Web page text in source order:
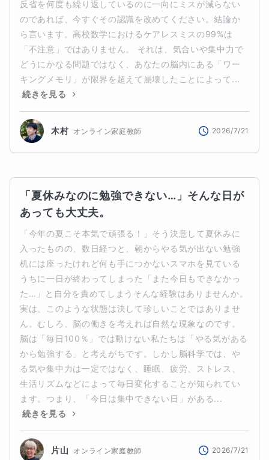
反省を何度も繰り返しているのに一向にミスが減らない
のであれば、今すぐその認識を改めてください。結論か
ら言います。高校数学におけるケアレスミスの99%は
「不注意」ではありません。 それは、気合いや集中力で
どうにかなる問題ではなく、あなたの脳内にある「ワー
キングメモリ」が限界を超えて崩壊したことによって...
続きを見る
木村 オンライン家庭教師 2026/7/21
「夏休みなのに勉強できない…」そんな日が
あっても大丈夫。
「今年の夏こそ本気で頑張る！」そう決意して夏休みに
入ったものの、数日経つと、朝からやる気が出ない勉強
机には座ったけれど何も手につかないスマホを見ている
うちに一日が終わってしまった「また今日もできなかっ
た…」と自分を責めてしまうそんな経験はありませんか。
実は、このような状態は決して珍しいことではありませ
ん。むしろ、脳の働きを考えれば自然な現象なのです。
脳は「毎日100％」では動けない私たちは「やる気がある
から勉強する」と考えがちです。しかし脳科学では、や
る気や集中力は一定ではなく、睡眠、疲労、ストレス、
生活リズムなどによって毎日変化することが知られてい
ます。つまり、「今日は集中できない日」がある...
続きを見る
片山 オンライン家庭教師 2026/7/21